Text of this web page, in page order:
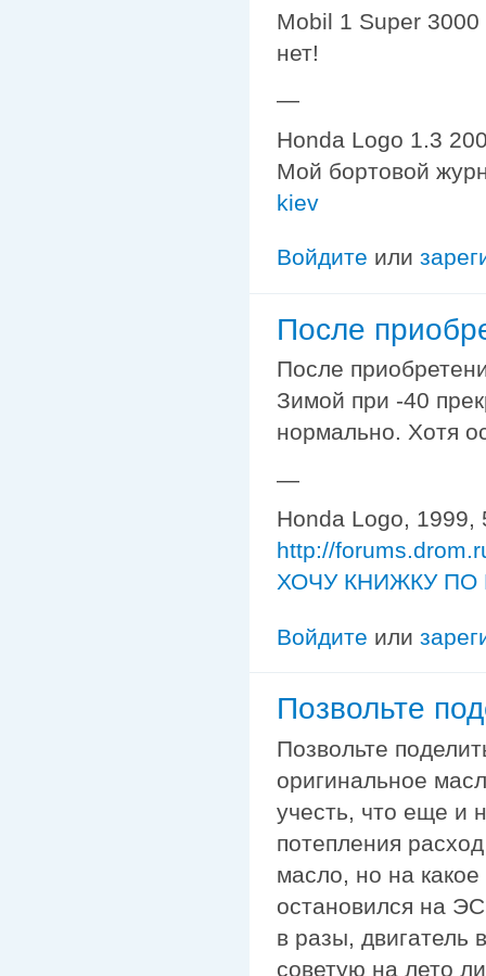
Mobil 1 Super
нет!
—
Honda Logo 1.3
Мой бортовой
kiev
Войдите или
После
После
Зимой при -40
нормально. Хотя
—
Honda Logo, 1999,
http://
ХОЧУ КНИЖКУ ПО
Войдите или
Позвольте
Позвольте
оригинальное
учесть, что еще и
потепления
масло, но на
остановился на
в разы, двигатель
советую на лето